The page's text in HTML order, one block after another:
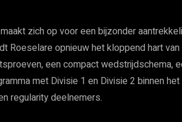
zich op voor een bijzonder
Roeselare opnieuw het kloppend hart
een compact wedstrijdschema,
met Divisie 1 en Divisie 2 binnen
regularity deelnemers.